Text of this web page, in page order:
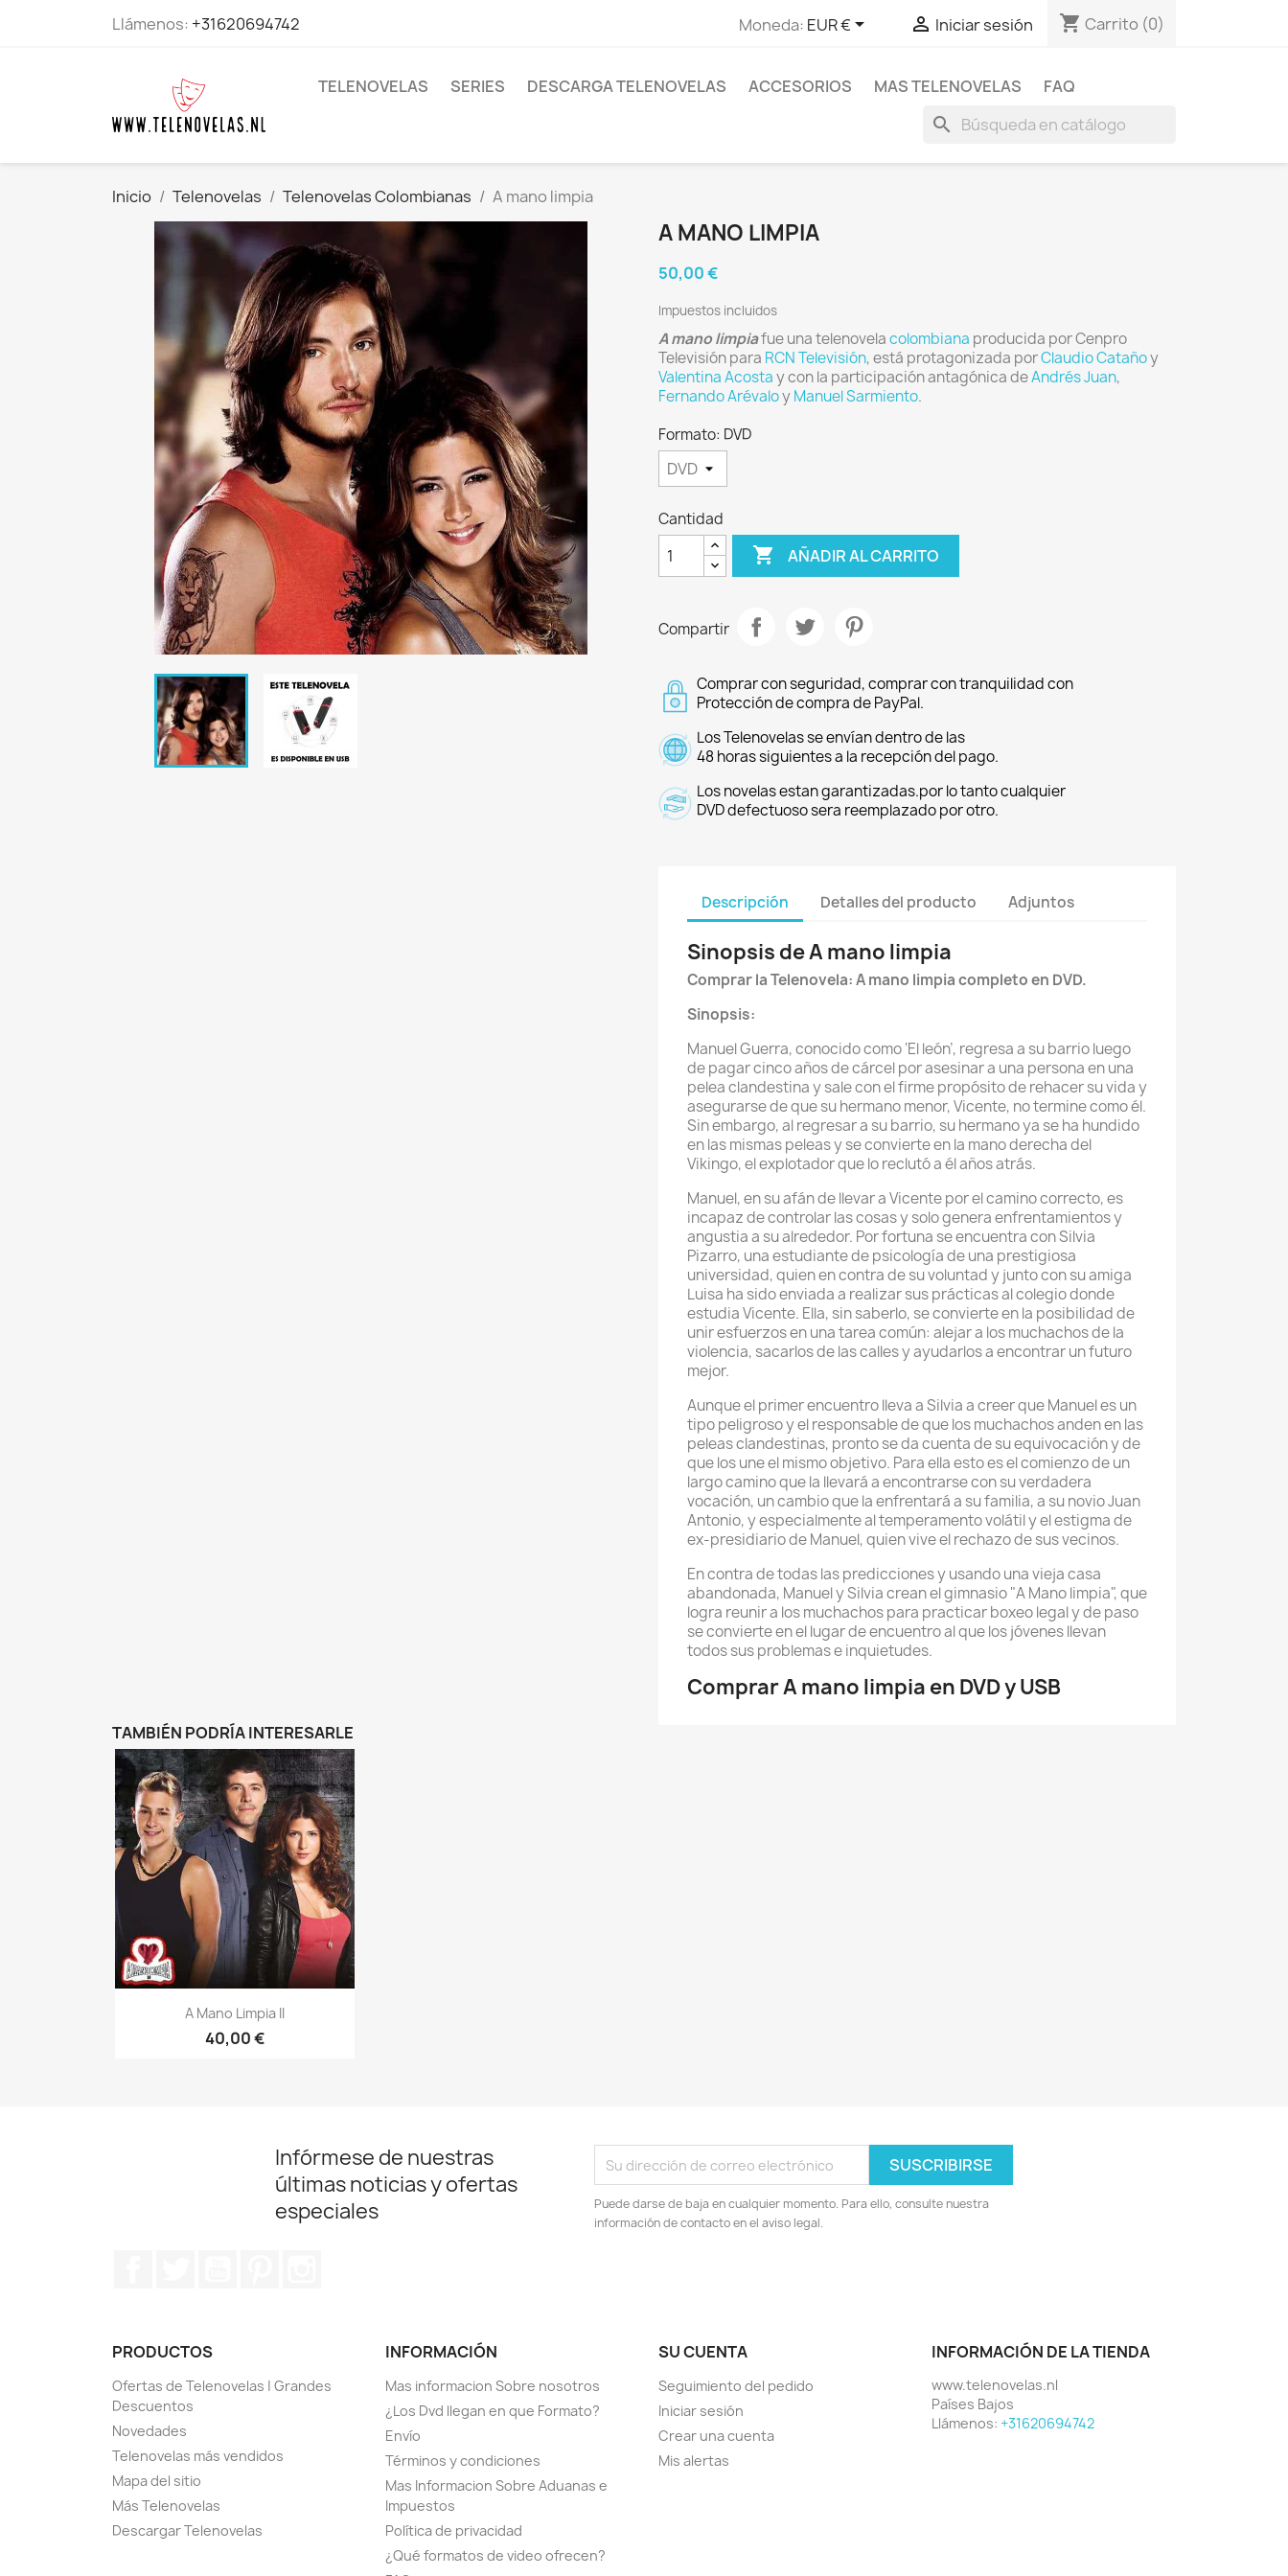
Llámenos: +31620694742 Moneda: EUR €  Iniciar sesión shopping_cart Carrito (0)
TELENOVELAS SERIES DESCARGA TELENOVELAS ACCESORIOS MAS TELENOVELAS FAQ
search
Inicio Telenovelas Telenovelas Colombianas A mano limpia
A MANO LIMPIA
50,00 €
Impuestos incluidos
A mano limpiafue una telenovelacolombiana producida por Cenpro
Televisión para RCN Televisión, está protagonizada porClaudio Catañoy
Valentina Acostay con la participación antagónica deAndrés Juan,
Fernando ArévaloyManuel Sarmiento.
Formato: DVD
Cantidad
 AÑADIR AL CARRITO
Compartir
Comprar con seguridad, comprar con tranquilidad con
Protección de compra de PayPal.
Los Telenovelas se envían dentro de las
48 horas siguientes a la recepción del pago.
Los novelas estan garantizadas.por lo tanto cualquier
DVD defectuoso sera reemplazado por otro.
Descripción Detalles del producto Adjuntos
Sinopsis de A mano limpia
Comprar la Telenovela: A mano limpia completo en DVD.
Sinopsis:
Manuel Guerra, conocido como ‘El león’, regresa a su barrio luego
de pagar cinco años de cárcel por asesinar a una persona en una
pelea clandestina y sale con el firme propósito de rehacer su vida y
asegurarse de que su hermano menor, Vicente, no termine como él.
Sin embargo, al regresar a su barrio, su hermano ya se ha hundido
en las mismas peleas y se convierte en la mano derecha del
Vikingo, el explotador que lo reclutó a él años atrás.
Manuel, en su afán de llevar a Vicente por el camino correcto, es
incapaz de controlar las cosas y solo genera enfrentamientos y
angustia a su alrededor. Por fortuna se encuentra con Silvia
Pizarro, una estudiante de psicología de una prestigiosa
universidad, quien en contra de su voluntad y junto con su amiga
Luisa ha sido enviada a realizar sus prácticas al colegio donde
estudia Vicente. Ella, sin saberlo, se convierte en la posibilidad de
unir esfuerzos en una tarea común: alejar a los muchachos de la
violencia, sacarlos de las calles y ayudarlos a encontrar un futuro
mejor.
Aunque el primer encuentro lleva a Silvia a creer que Manuel es un
tipo peligroso y el responsable de que los muchachos anden en las
peleas clandestinas, pronto se da cuenta de su equivocación y de
que los une el mismo objetivo. Para ella esto es el comienzo de un
largo camino que la llevará a encontrarse con su verdadera
vocación, un cambio que la enfrentará a su familia, a su novio Juan
Antonio, y especialmente al temperamento volátil y el estigma de
ex-presidiario de Manuel, quien vive el rechazo de sus vecinos.
En contra de todas las predicciones y usando una vieja casa
abandonada, Manuel y Silvia crean el gimnasio "A Mano limpia", que
logra reunir a los muchachos para practicar boxeo legal y de paso
se convierte en el lugar de encuentro al que los jóvenes llevan
todos sus problemas e inquietudes.
Comprar A mano limpia en DVD y USB
TAMBIÉN PODRÍA INTERESARLE
Vista rápida
A Mano Limpia II
40,00 €
Infórmese de nuestras
últimas noticias y ofertas
especiales
Puede darse de baja en cualquier momento. Para ello, consulte nuestra
información de contacto en el aviso legal.
PRODUCTOS
Ofertas de Telenovelas | Grandes
Descuentos
Novedades
Telenovelas más vendidos
Mapa del sitio
Más Telenovelas
Descargar Telenovelas
INFORMACIÓN
Mas informacion Sobre nosotros
¿Los Dvd llegan en que Formato?
Envío
Términos y condiciones
Mas Informacion Sobre Aduanas e
Impuestos
Política de privacidad
¿Qué formatos de video ofrecen?
SU CUENTA
Seguimiento del pedido
Iniciar sesión
Crear una cuenta
Mis alertas
INFORMACIÓN DE LA TIENDA
www.telenovelas.nl
Países Bajos
Llámenos: +31620694742